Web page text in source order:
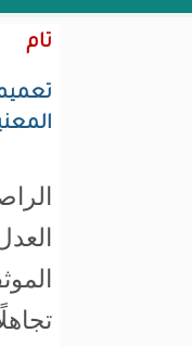
تام